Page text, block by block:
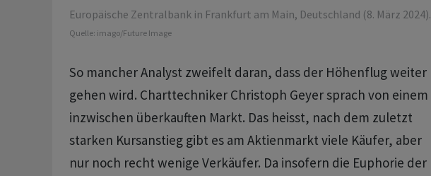
Europäische Zentralbank in Frankfurt am Main, Deutschland (8. März 2024).
Quelle: imago/Future Image
So mancher Analyst zweifelt daran, dass der Höhenflug weiter
gehen wird. Charttechniker Christoph Geyer sprach von einem
inzwischen überkauften Markt. Das heisst, nach dem zuletzt
starken Kursanstieg gibt es am Aktienmarkt viele Käufer, aber
nur noch recht wenige Verkäufer. Da insofern die Euphorie der